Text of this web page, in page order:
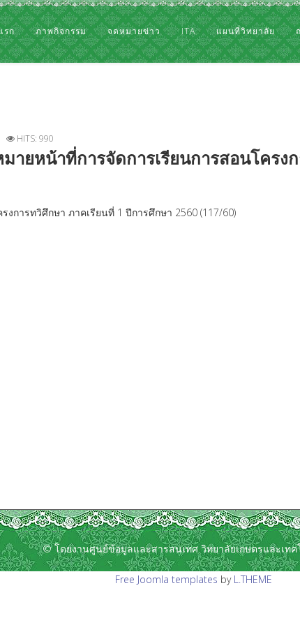
รก ภาพกิจกรรม จดหมายข่าว ITA แผนที่วิทยาลัย
HITS: 990
ายหน้าที่การจัดการเรียนการสอนโครง
การทวิศึกษา ภาคเรียนที่ 1 ปีการศึกษา 2560 (117/60)
© โดยงานศูนย์ข้อมูลและสารสนเทศ วิทยาลัยเกษตรและเท
Free Joomla templates by L.THEME